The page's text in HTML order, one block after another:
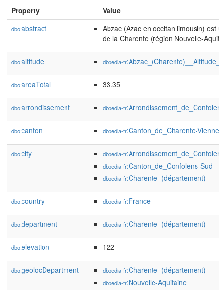
Property Value
dbo:abstract
Abzac (Azac en occitan limousin)
de la Charente (région Nouvelle-
dbo:altitude dbpedia-fr
dbo:areaTotal 33.35
dbo:arrondissement dbpedia-fr
dbo:canton dbpedia-fr:Canton_de_Charente-Vienne
dbo:city dbpedia-fr
dbpedia-fr:Canton_de_Confolens-Sud
dbpedia-fr:Charente_(département)
dbo:country dbpedia-fr:France
dbo:department dbpedia-fr:Charente_(département)
dbo:elevation 122
dbo:geolocDepartment dbpedia-fr:Charente_(département)
dbpedia-fr:Nouvelle-Aquitaine